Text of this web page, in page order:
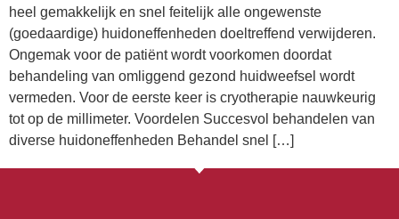
heel gemakkelijk en snel feitelijk alle ongewenste
(goedaardige) huidoneffenheden doeltreffend verwijderen.
Ongemak voor de patiënt wordt voorkomen doordat
behandeling van omliggend gezond huidweefsel wordt
vermeden. Voor de eerste keer is cryotherapie nauwkeurig
tot op de millimeter. Voordelen Succesvol behandelen van
diverse huidoneffenheden Behandel snel […]